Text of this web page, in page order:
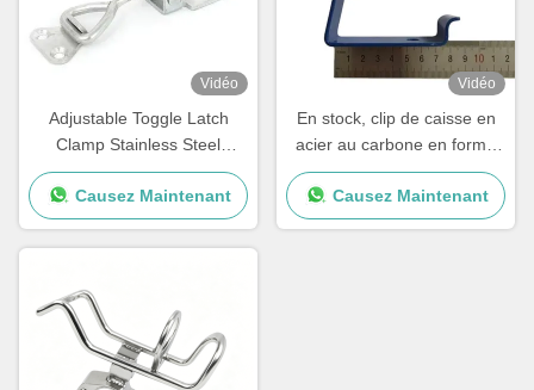
Vidéo
Adjustable Toggle Latch
Clamp Stainless Steel
Triangle Hasp Three Holes
Mortise Lock 80mm Backset
1 Key Quick Release
Causez Maintenant
Vidéo
En stock, clip de caisse en
acier au carbone en forme
de L pour l'emballage, boîte
en bois à ressort, clip de
palettes pour caisses, taille
Causez Maintenant